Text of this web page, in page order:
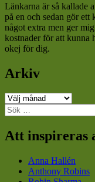
Länkarna är så kallade
på en och sedan gör
något extra men ger
kostnader för att kunna
okej för dig.
Arkiv
Arkiv
Sök
efter:
Att inspireras
Anna Hallén
Anthony Robins